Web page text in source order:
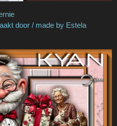
by Maibernie
by Estela